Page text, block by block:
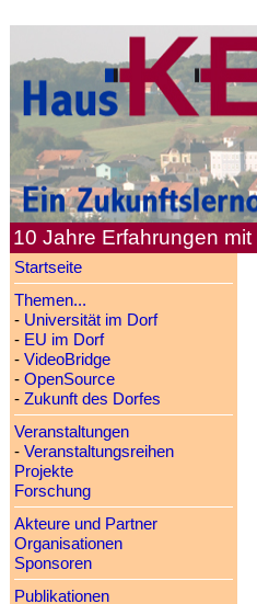
10 Jahre Erfahrungen mit
Startseite
Themen...
- Universität im Dorf
- EU im Dorf
- VideoBridge
- OpenSource
- Zukunft des Dorfes
Veranstaltungen
- Veranstaltungsreihen
Projekte
Forschung
Akteure und Partner
Organisationen
Sponsoren
Publikationen